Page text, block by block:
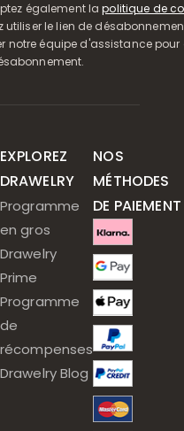
également lapolitique de
utiliser le lien de
équipe d'assistance pour
EXPLOREZ
DRAWELRY
Programme
en gros
Drawelry
Prime
Programme
de
récompenses
Drawelry Blog
NOS
MÉTHODES
DE PAIEMENT